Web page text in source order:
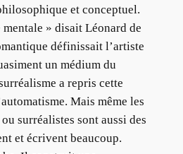
et conceptuel.
mentale » disait Léonard de
définissait l’artiste
un médium du
a repris cette
Mais même les
surréalistes sont aussi des
et écrivent beaucoup.